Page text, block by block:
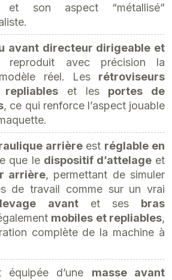
et son aspect “métallisé”
avant directeur dirigeable et
avec précision la
réel. Les rétroviseurs
et les portes de
, ce qui renforce l’aspect jouable
arrièreest réglable en
que le dispositif d’attelageet
arrière, permettant de simuler
de travail comme sur un vrai
avantet ses bras
mobiles et repliables,
complète de la machine à
d’une masse avant